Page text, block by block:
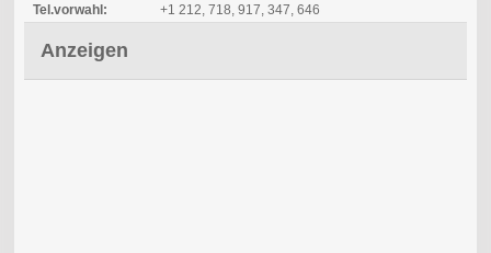
Tel.vorwahl:
+1 212, 718, 917, 347, 646
Anzeigen